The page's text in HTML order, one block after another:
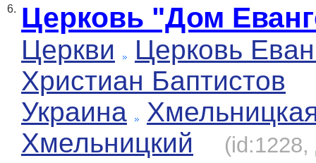
6. Церковь "Дом
Церкви
Церковь
Христиан Баптистов
Украина
Хмельницкий